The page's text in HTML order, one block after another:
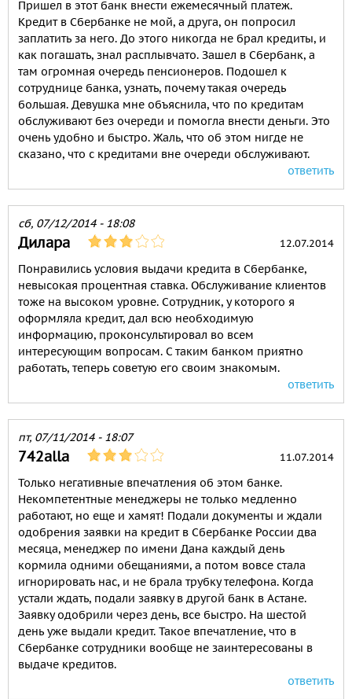
Пришел в этот банк внести ежемесячный платеж.
Кредит в Сбербанке не мой, а друга, он попросил
заплатить за него. До этого никогда не брал кредиты, и
как погашать, знал расплывчато. Зашел в Сбербанк, а
там огромная очередь пенсионеров. Подошел к
сотруднице банка, узнать, почему такая очередь
большая. Девушка мне объяснила, что по кредитам
обслуживают без очереди и помогла внести деньги. Это
очень удобно и быстро. Жаль, что об этом нигде не
сказано, что с кредитами вне очереди обслуживают.
ответить
сб, 07/12/2014 - 18:08
Дилара 12.07.2014
Понравились условия выдачи кредита в Сбербанке,
невысокая процентная ставка. Обслуживание клиентов
тоже на высоком уровне. Сотрудник, у которого я
оформляла кредит, дал всю необходимую
информацию, проконсультировал во всем
интересующим вопросам. С таким банком приятно
работать, теперь советую его своим знакомым.
ответить
пт, 07/11/2014 - 18:07
742alla 11.07.2014
Только негативные впечатления об этом банке.
Некомпетентные менеджеры не только медленно
работают, но еще и хамят! Подали документы и ждали
одобрения заявки на кредит в Сбербанке России два
месяца, менеджер по имени Дана каждый день
кормила одними обещаниями, а потом вовсе стала
игнорировать нас, и не брала трубку телефона. Когда
устали ждать, подали заявку в другой банк в Астане.
Заявку одобрили через день, все быстро. На шестой
день уже выдали кредит. Такое впечатление, что в
Сбербанке сотрудники вообще не заинтересованы в
выдаче кредитов.
ответить